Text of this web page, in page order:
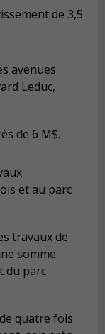
de 3,5
avenues
Leduc,
de 6 M$.
et au parc
travaux de
somme
du parc
quatre fois